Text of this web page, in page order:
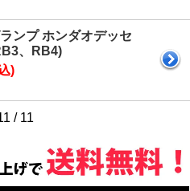
ンプ ホンダオデッセ
、RB4)
)
/ 11